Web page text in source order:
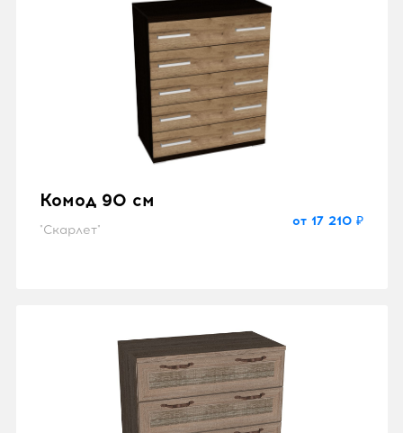
Комод 90 см
"Скарлет"
от 17 210 ₽